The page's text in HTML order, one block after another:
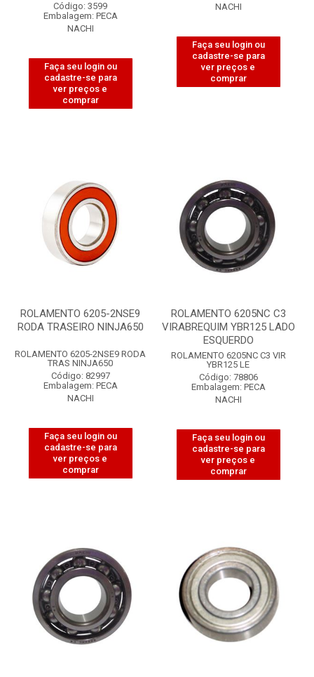
Código: 3599
Embalagem: PECA
NACHI
Faça seu login ou
cadastre-se para
ver preços e
comprar
NACHI
Faça seu login ou
cadastre-se para
ver preços e
comprar
ROLAMENTO 6205-2NSE9
RODA TRASEIRO NINJA650
ROLAMENTO 6205-2NSE9 RODA
TRAS NINJA650
Código: 82997
Embalagem: PECA
NACHI
Faça seu login ou
cadastre-se para
ver preços e
comprar
ROLAMENTO 6205NC C3
VIRABREQUIM YBR125 LADO
ESQUERDO
ROLAMENTO 6205NC C3 VIR
YBR125 LE
Código: 78806
Embalagem: PECA
NACHI
Faça seu login ou
cadastre-se para
ver preços e
comprar